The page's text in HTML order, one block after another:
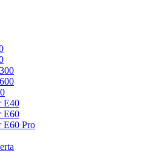
E40
E60
E60 Pro